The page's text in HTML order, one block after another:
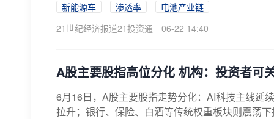
新能源车 渗透率
电池产业链
21世纪经济报道21投资通
06-22 14:40
A股主要股指高位分化 机构：投资者可
6月16日，A股主要股指走势分化：AI科技主线延
拉升；银行、保险、白酒等传统权重板块则震荡